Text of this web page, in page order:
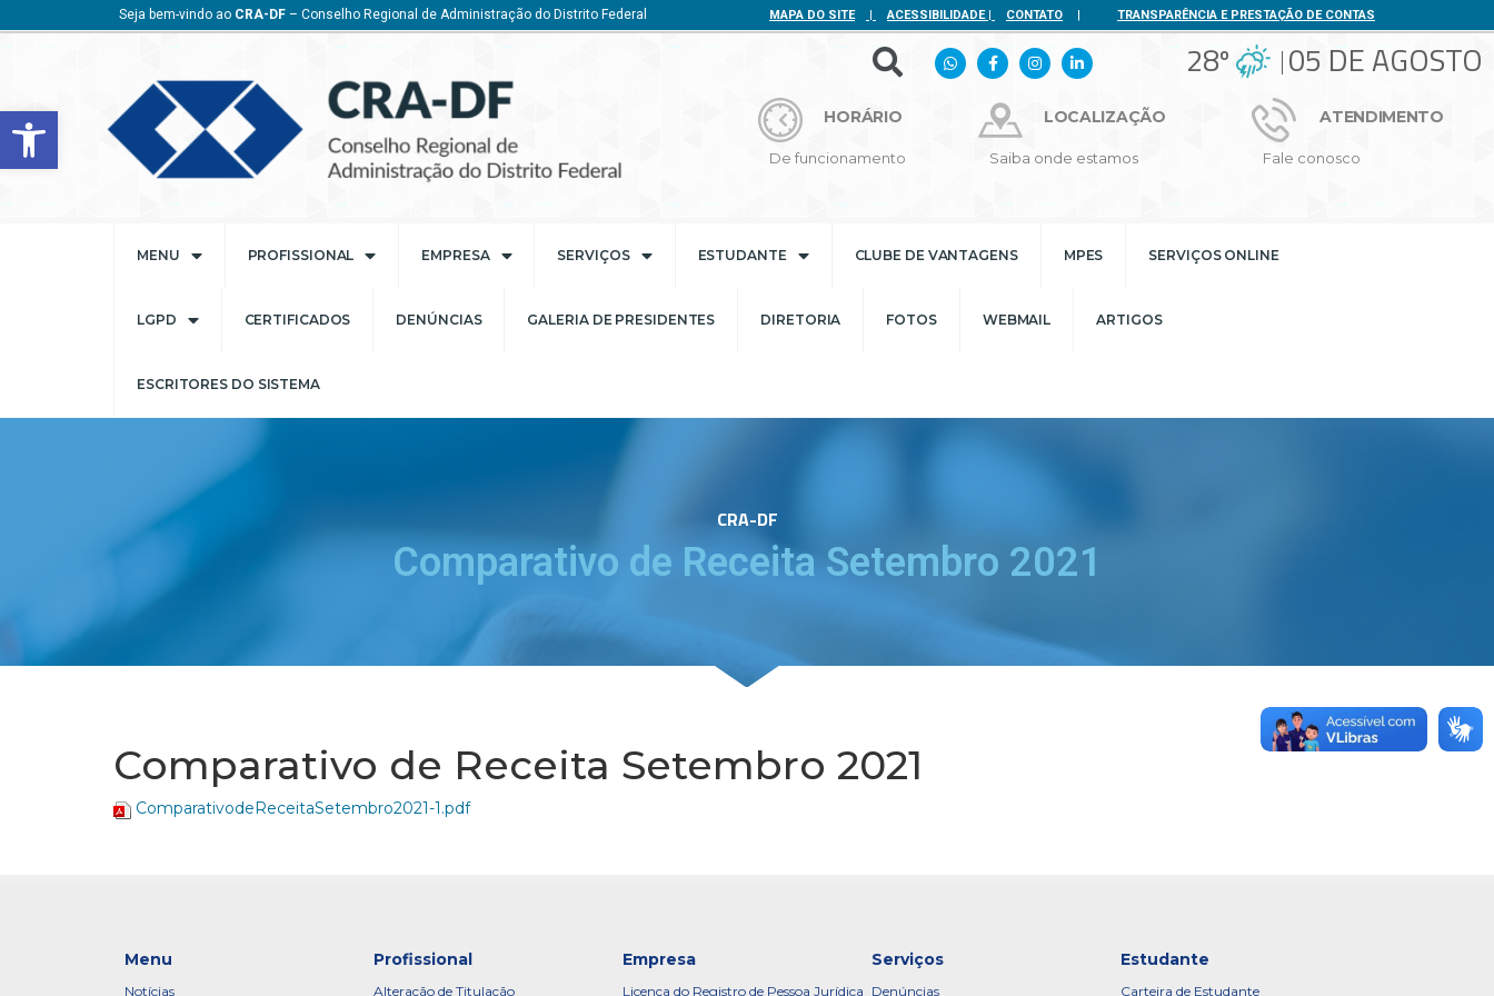
Barra de Ferramentas Aberta
Seja bem-vindo ao CRA-DF – Conselho Regional de Administração do Distrito Federal MAPA DO SITE | ACESSIBILIDADE| CONTATO | TRANSPARÊNCIA E PRESTAÇÃO DE CONTAS
28º 05 DE AGOSTO
HORÁRIO
De funcionamento
LOCALIZAÇÃO
Saiba onde estamos
ATENDIMENTO
Fale conosco
MENU PROFISSIONAL EMPRESA SERVIÇOS ESTUDANTE CLUBE DE VANTAGENS MPES SERVIÇOS ONLINE
LGPD CERTIFICADOS DENÚNCIAS GALERIA DE PRESIDENTES DIRETORIA FOTOS WEBMAIL ARTIGOS
ESCRITORES DO SISTEMA
CRA-DF
Comparativo de Receita Setembro 2021
Comparativo de Receita Setembro 2021
ComparativodeReceitaSetembro2021-1.pdf
Menu
Notícias
Profissional
Alteração de Titulação
Empresa
Licença do Registro de Pessoa Jurídica
Serviços
Denúncias
Estudante
Carteira de Estudante